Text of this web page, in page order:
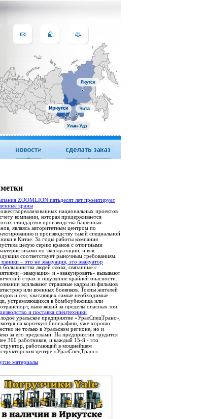
ZOOMLION пятьдесят лет проектирует
краны
национальных проектов
компании, которая придерживается
стандартов производства башенных
являясь авторитетным центром по
и производству такой специальной
в Китае. За годы работы компания
целую серию кранов с отличными
по эксплуатации, и вся
соответствует рыночным требованиям.
паники – это не эвакуация, это эвакуатор
большинства людей слова, связанные с
«эвакуация» и «эвакуировать» вызывают
страх и ощущение крайней опасности.
всплывают страшные кадры из фильмов
или военных боевиков. Толпы жителей
и сел, хватающих самые необходимые
устремляющихся в бомбоубежища или
вывозящий за пределы опасных зон.
и поставка спецтехники
уральское предприятие «УралСпецТранс»,
на короткую биографию, уже хорошо
не только в Уральском регионе, но и
за его пределами. На предприятии трудится
300 работников, и каждый 15-й - это
работающий в мощнейшем
центре «УралСпецТранс».
материалы